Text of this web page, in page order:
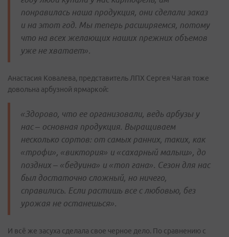
понравилась наша продукция, они сделали заказ
и на этот год. Мы теперь расширяемся, потому
что на всех желающих наших прежних объемов
уже не хватает».
Анастасия Ковалева, представитель ЛПХ Сергея Чагая тоже
довольна арбузной ярмаркой:
«Здорово, что ее организовали, ведь арбузы у
нас – основная продукция. Выращиваем
несколько сортов: от самых ранних, таких, как
«трофи», «виктория» и «сахарный малыш», до
поздних – «бедуина» и «топ гана». Сезон для нас
был достаточно сложный, но ничего,
справились. Если растишь все с любовью, без
урожая не останешься».
И всё же засуха сделала свое черное дело. По сравнению с